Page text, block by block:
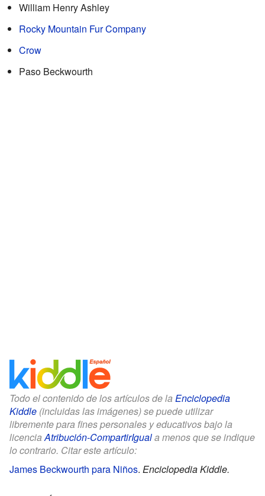
William Henry Ashley
Rocky Mountain Fur Company
Crow
Paso Beckwourth
Todo el contenido de los artículos de la Enciclopedia
Kiddle (incluidas las imágenes) se puede utilizar
libremente para fines personales y educativos bajo la
licenciaAtribución-CompartirIguala menos que se indique
lo contrario. Citar este artículo:
James Beckwourth para Niños. Enciclopedia Kiddle.